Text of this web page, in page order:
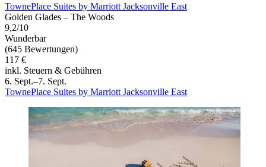
TownePlace Suites by Marriott Jacksonville East
Golden Glades – The Woods
9,2/10
Wunderbar
(645 Bewertungen)
117 €
inkl. Steuern & Gebühren
6. Sept.–7. Sept.
TownePlace Suites by Marriott Jacksonville East